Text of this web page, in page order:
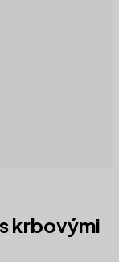
krbovými